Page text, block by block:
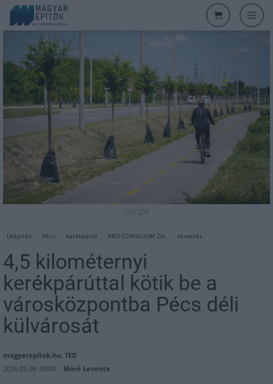
Google
Útépítés Pécs kerékpárút PRO-CONSILIUM Zrt. tervezés
4,5 kilométernyi
kerékpárúttal kötik be a
városközpontba Pécs déli
külvárosát
magyarepítok.hu, TED
2026.05.09. 09:00 - Móré Levente